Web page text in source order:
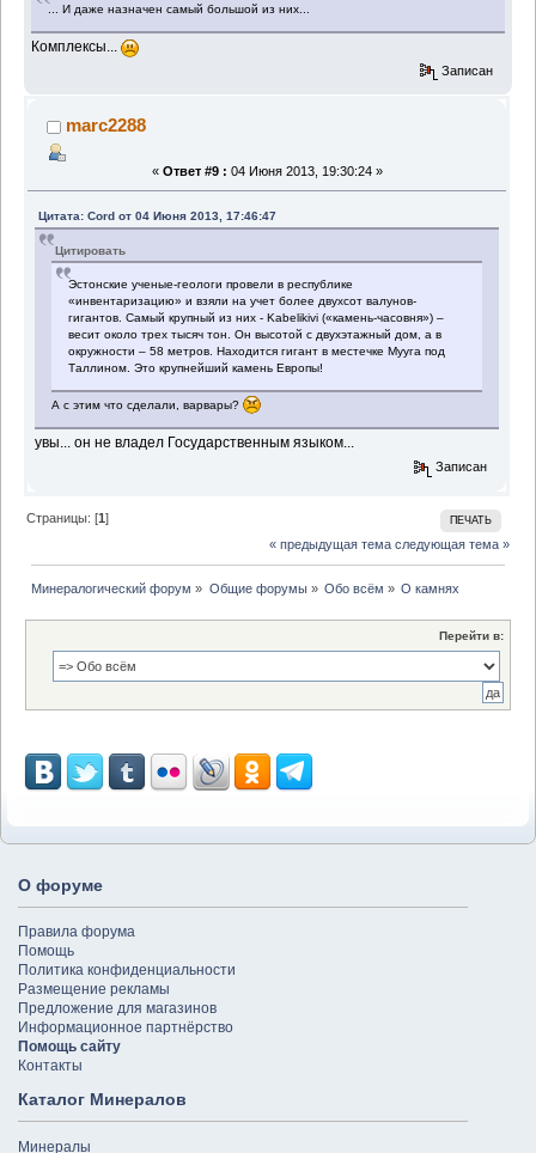
... И даже назначен самый большой из них...
Комплексы...
Записан
marc2288
« Ответ #9 : 04 Июня 2013, 19:30:24 »
Цитата: Cord от 04 Июня 2013, 17:46:47
Цитировать
Эстонские ученые-геологи провели в республике
«инвентаризацию» и взяли на учет более двухсот валунов-
гигантов. Самый крупный из них - Kabеlikivi («камень-часовня») –
весит около трех тысяч тон. Он высотой с двухэтажный дом, а в
окружности – 58 метров. Находится гигант в местечке Мууга под
Таллином. Это крупнейший камень Европы!
А с этим что сделали, варвары?
увы... он не владел Государственным языком...
Записан
ПЕЧАТЬ
Страницы: [1]
« предыдущая тема следующая тема »
Минералогический форум » Общие форумы» Обо всём » О камнях
Перейти в:
О форуме
Правила форума
Помощь
Политика конфиденциальности
Размещение рекламы
Предложение для магазинов
Информационное партнёрство
Помощь сайту
Контакты
Каталог Минералов
Минералы